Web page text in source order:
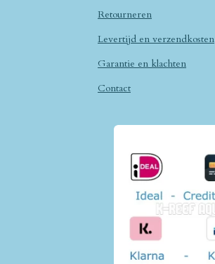
Retourneren
Levertijd en verzendkosten
Garantie en klachten
Contact